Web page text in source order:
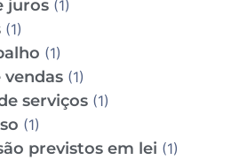
juros (1)
(1)
(1)
vendas (1)
serviços (1)
(1)
previstos em lei (1)